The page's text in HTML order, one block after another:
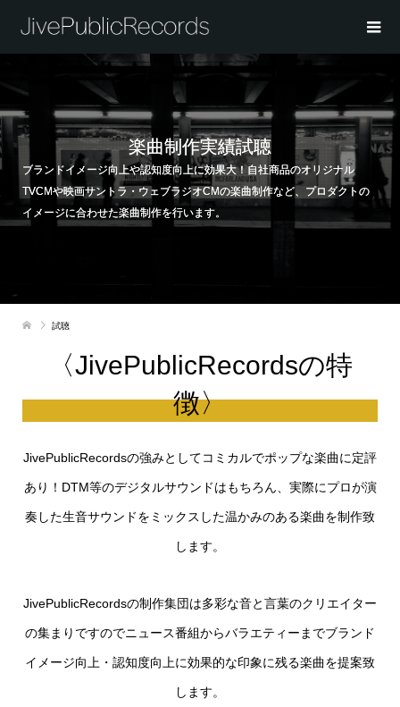
楽曲制作実績試聴
ブランドイメージ向上や認知度向上に効果大！自社商品のオリジナル
TVCMや映画サントラ・ウェブラジオCMの楽曲制作など、プロダクトの
イメージに合わせた楽曲制作を行います。
試聴
〈JivePublicRecordsの特
徴〉
JivePublicRecordsの強みとしてコミカルでポップな楽曲に定評
あり！DTM等のデジタルサウンドはもちろん、実際にプロが演
奏した生音サウンドをミックスした温かみのある楽曲を制作致
します。
JivePublicRecordsの制作集団は多彩な音と言葉のクリエイター
の集まりですのでニュース番組からバラエティーまでブランド
イメージ向上・認知度向上に効果的な印象に残る楽曲を提案致
します。